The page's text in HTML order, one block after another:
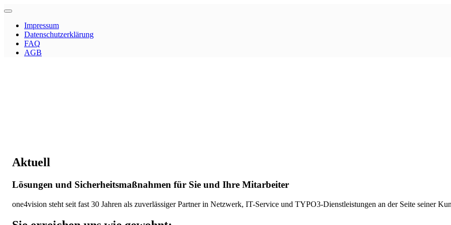
Impressum
Datenschutzerklärung
FAQ
AGB
Aktuell
Lösungen und Sicherheitsmaßnahmen für Sie und Ihre Mitarbeiter
one4vision steht seit fast 30 Jahren als zuverlässiger Partner in Netzwerk, IT-Service und TYPO3-Dienstleistungen an der Seite seiner